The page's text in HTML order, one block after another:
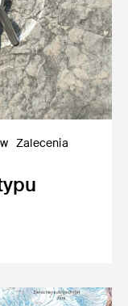
Zalecenia